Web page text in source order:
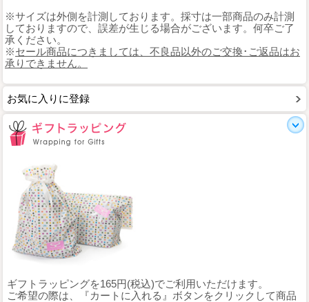
※サイズは外側を計測しております。採寸は一部商品のみ計測
しておりますので、誤差が生じる場合がございます。何卒ご了
承ください。
※セール商品につきましては、不良品以外のご交換･ご返品はお
承りできません。
お気に入りに登録
ギフトラッピングを165円(税込)でご利用いただけます。
ご希望の際は、『カートに入れる』ボタンをクリックして商品